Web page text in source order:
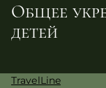
Общее
детей
TravelLine